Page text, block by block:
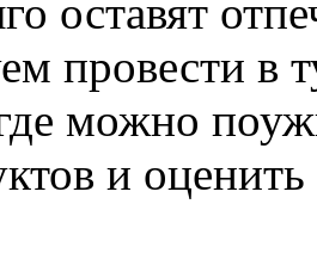
оставят
провести в
можно
и